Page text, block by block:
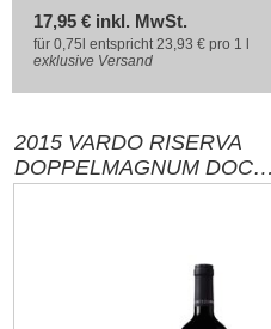
17,95 € inkl. MwSt.
für 0,75l entspricht 23,93 € pro 1 l
exklusive Versand
2015 VARDO RISERVA
DOPPELMAGNUM DOC
FONTEZOPPA / MARKEN